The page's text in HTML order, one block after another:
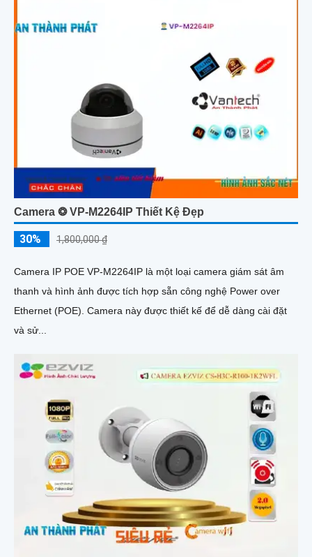
Camera ❂ VP-M2264IP Thiết Kệ Đẹp
30% 1,800,000 ₫
Camera IP POE VP-M2264IP là một loại camera giám sát âm
thanh và hình ảnh được tích hợp sẵn công nghệ Power over
Ethernet (POE). Camera này được thiết kế để dễ dàng cài đặt
và sử...